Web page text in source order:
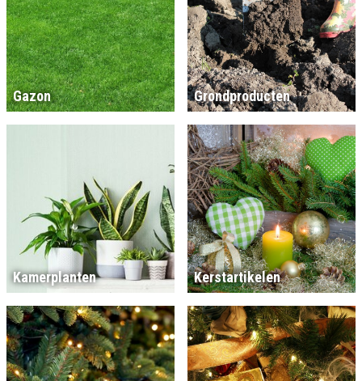
Gazon Grondproducten
Kamerplanten Kerstartikelen